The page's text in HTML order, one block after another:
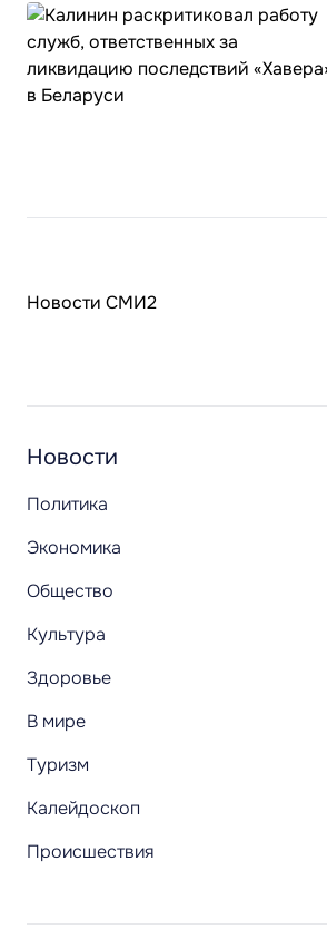
Новости СМИ2
Новости
Политика
Экономика
Общество
Культура
Здоровье
В мире
Туризм
Калейдоскоп
Происшествия